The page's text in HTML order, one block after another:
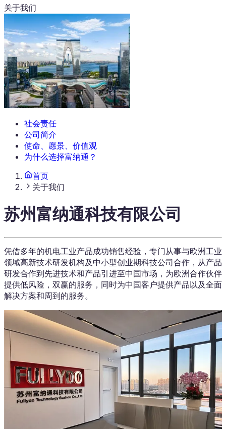
关于我们
社会责任
公司简介
使命、愿景、价值观
为什么选择富纳通？
首页
关于我们
苏州富纳通科技有限公司
凭借多年的机电工业产品成功销售经验，专门从事与欧洲工业
领域高新技术研发机构及中小型创业期科技公司合作，从产品
研发合作到先进技术和产品引进至中国市场， 为欧洲合作伙伴
提供低风险，双赢的服务，同时为中国客户提供产品以及全面
解决方案和周到的服务。